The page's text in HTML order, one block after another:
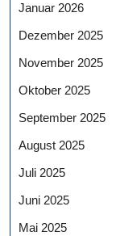
Januar 2026
Dezember 2025
November 2025
Oktober 2025
September 2025
August 2025
Juli 2025
Juni 2025
Mai 2025